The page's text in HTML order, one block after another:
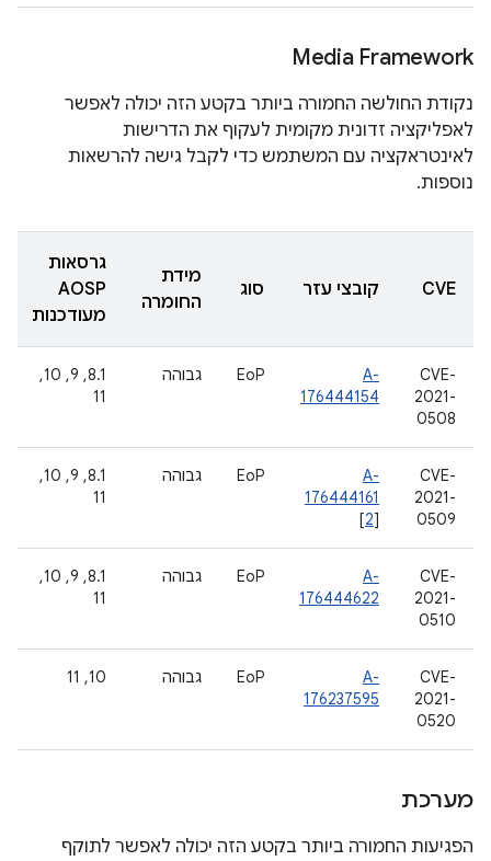
Media Framework
נקודת החולשה החמורה ביותר בקטע הזה יכולה לאפשר
לאפליקציה זדונית מקומית לעקוף את הדרישות
לאינטראקציה עם המשתמש כדי לקבל גישה להרשאות
נוספות.
CVE קובצי עזר סוג
מידת
החומרה
גרסאות
AOSP
מעודכנות
CVE-
2021-
0508
A-
176444154
EoP גבוהה
‫8.1, 9, 10,
11
CVE-
2021-
0509
A-
176444161
[2]
EoP גבוהה
‫8.1, 9, 10,
11
CVE-
2021-
0510
A-
176444622
EoP גבוהה
‫8.1, 9, 10,
11
CVE-
2021-
0520
A-
176237595
EoP גבוהה ‫10, 11
מערכת
הפגיעות החמורה ביותר בקטע הזה יכולה לאפשר לתוקף